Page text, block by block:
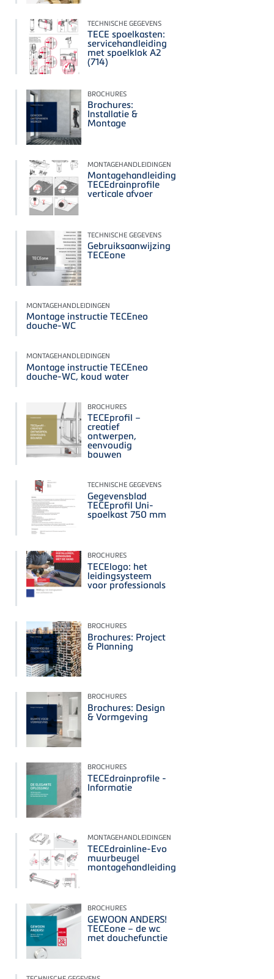
TECHNISCHE GEGEVENS
TECE spoelkasten:
servicehandleiding
met spoelklok A2
(714)
BROCHURES
Brochures:
Installatie &
Montage
MONTAGEHANDLEIDINGEN
Montagehandleiding
TECEdrainprofile
verticale afvoer
TECHNISCHE GEGEVENS
Gebruiksaanwijzing
TECEone
MONTAGEHANDLEIDINGEN
Montage instructie TECEneo
douche-WC
MONTAGEHANDLEIDINGEN
Montage instructie TECEneo
douche-WC, koud water
BROCHURES
TECEprofil –
creatief
ontwerpen,
eenvoudig
bouwen
TECHNISCHE GEGEVENS
Gegevensblad
TECEprofil Uni-
spoelkast 750 mm
BROCHURES
TECElogo: het
leidingsysteem
voor professionals
BROCHURES
Brochures: Project
& Planning
BROCHURES
Brochures: Design
& Vormgeving
BROCHURES
TECEdrainprofile -
Informatie
MONTAGEHANDLEIDINGEN
TECEdrainline-Evo
muurbeugel
montagehandleiding
BROCHURES
GEWOON ANDERS!
TECEone – de wc
met douchefunctie